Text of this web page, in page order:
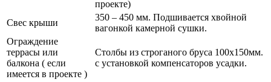
проекте)
Свес крыши
350 – 450 мм. Подшивается хвойной
вагонкой камерной сушки.
Ограждение
террасы или
балкона ( если
имеется в проекте )
Столбы из строганого бруса 100х150мм.
с установкой компенсаторов усадки.